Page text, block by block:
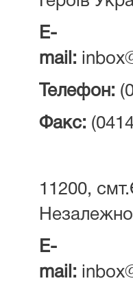
E-
mail:
Телефон:
Факс:
11200,
E-
mail: